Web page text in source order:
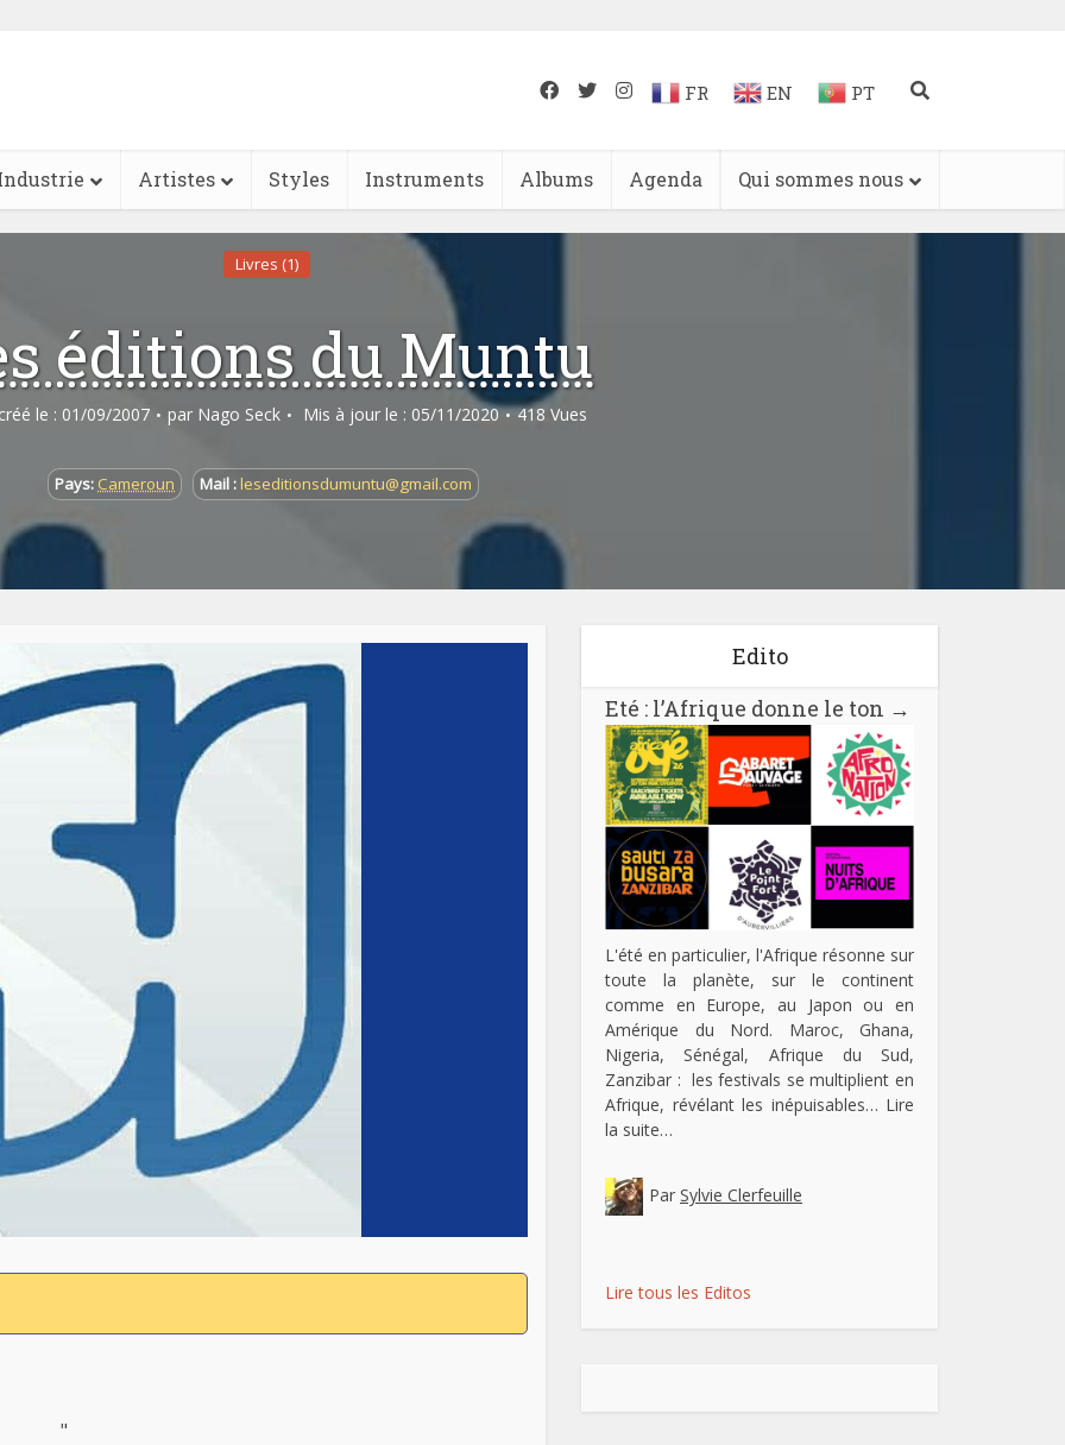
FR EN PT
Artistes Styles Instruments Albums Agenda Qui sommes nous
Livres (1)
éditions du Muntu
le : 01/09/2007 par Nago Seck Mis à jour le : 05/11/2020 418 Vues
Pays: Cameroun Mail :leseditionsdumuntu@gmail.com
"
Edito
Eté : l’Afrique donne le ton →
L'été en particulier, l'Afrique résonne sur
toute la planète, sur le continent
comme en Europe, au Japon ou en
Amérique du Nord. Maroc, Ghana,
Nigeria, Sénégal, Afrique du Sud,
Zanzibar : les festivals se multiplient en
Afrique, révélant les inépuisables… Lire
la suite…
Par Sylvie Clerfeuille
Lire tous les Editos